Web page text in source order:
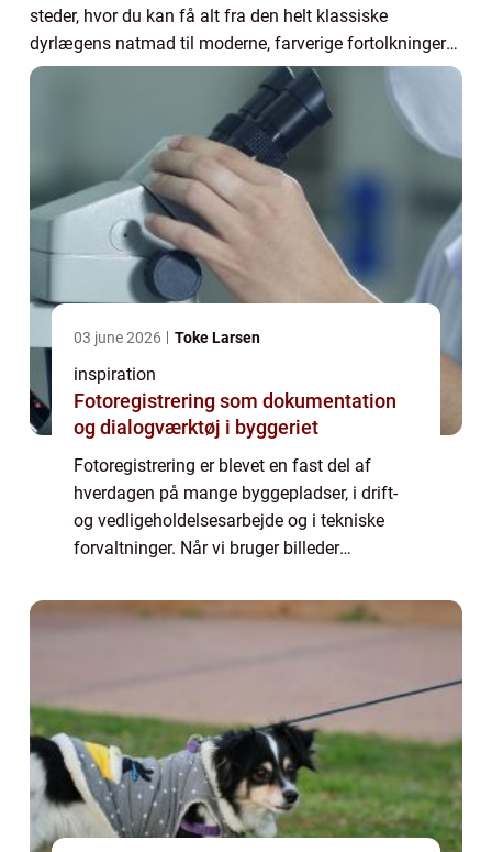
steder, hvor du kan få alt fra den helt klassiske
dyrlægens natmad til moderne, farverige fortolkninger
med lokale råvarer. Når vi taler om smørr...
03 june 2026 Toke Larsen
inspiration
Fotoregistrering som dokumentation
og dialogværktøj i byggeriet
Fotoregistrering er blevet en fast del af
hverdagen på mange byggepladser, i drift-
og vedligeholdelsesarbejde og i tekniske
forvaltninger. Når vi bruger billeder
fremdrift og ansvar på en måde, som både
er p...